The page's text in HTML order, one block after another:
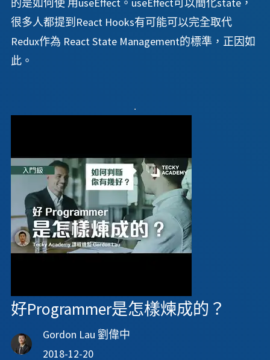
很多人都提到React Hooks有可能可以完全取代
Redux作為 React State Management的標準，正因如
此。
好Programmer是怎樣煉成的？
Gordon Lau 劉偉中
2018-12-20